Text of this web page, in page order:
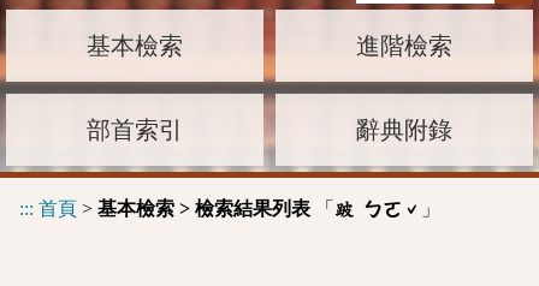
基本檢索 進階檢索
部首索引 辭典附錄
::: 首頁 > 基本檢索 > 檢索結果列表 「 跛 ㄅㄛˇ 」